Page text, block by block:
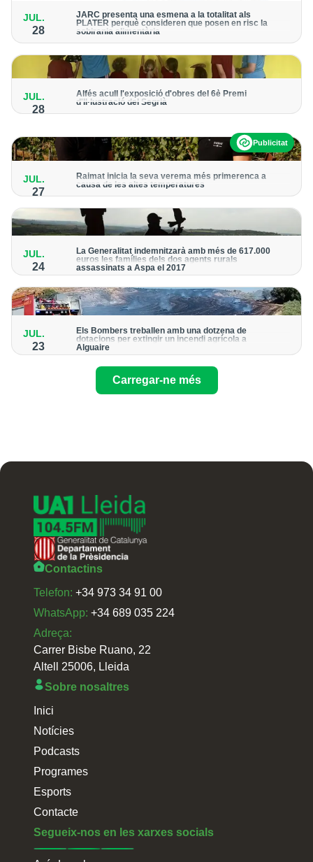
JUL.
28
JARC presenta una esmena a la totalitat als
PLATER perquè consideren que posen en risc la
sobirania alimentària
El sindicat alerta que hi ha 300.000 hectàrees agrícoles
autopistes
JUL.
28
Alfés acull l'exposició d'obres del 6è Premi
d'Il·lustració del Segrià
En el recorregut es poden veure 16 peces originals, totes elles
Publicitat
JUL.
27
Raimat inicia la seva verema més primerenca a
causa de les altes temperatures
El celler ha reforçat el reg de suport i ha deixat més vegetació
JUL.
24
La Generalitat indemnitzarà amb més de 617.000
euros les famílies dels dos agents rurals
assassinats a Aspa el 2017
agents que pateixin danys o lesions a la feina
JUL.
23
Els Bombers treballen amb una dotzena de
dotacions per extingir un incendi agrícola a
Alguaire
dos flancs de l'incendi estan continguts
Carregar-ne més
Contactins
Telefon: +34 973 34 91 00
WhatsApp: +34 689 035 224
Adreça:
Carrer Bisbe Ruano, 22
Altell 25006, Lleida
Sobre nosaltres
Inici
Notícies
Podcasts
Programes
Esports
Contacte
Segueix-nos en les xarxes socials